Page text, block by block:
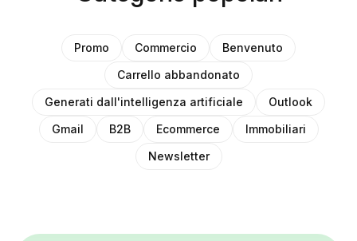
Promo Commercio
Benvenuto
Carrello abbandonato
Generati dall'intelligenza artificiale
Outlook
Gmail
B2B Ecommerce
Immobiliari
Newsletter